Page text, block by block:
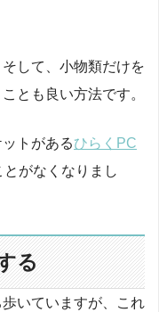
して、小物類だけを
とも良い方法です。
トがあるひらくPC
がなくなりまし
る
いていますが、これ